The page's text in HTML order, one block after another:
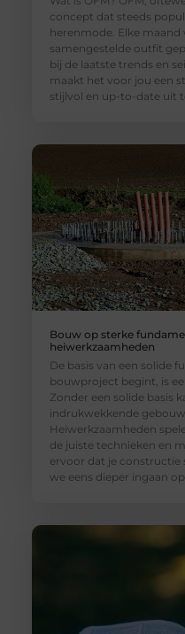
concept dat steeds
herenmode. Elke
samengestelde outfit
bij de laatste trends en
maakt het voor jou een
stijlvol en up-to-date uit
Bouw op sterke
heiwerkzaamheden
De basis van een solide
bouwproject begint, is
Zonder een solide basis
indrukwekkende
Heiwerkzaamheden
de juiste technieken en
ervoor dat je constructie
we eens dieper ingaan